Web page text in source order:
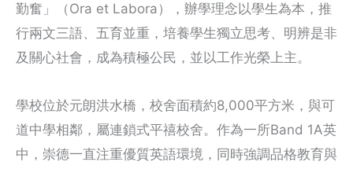
勤奮」（Ora et Labora），辦學理念以學生為本，推
行兩文三語、五育並重，培養學生獨立思考、明辨是非
及關心社會，成為積極公民，並以工作光榮上主。
學校位於元朗洪水橋，校舍面積約8,000平方米，與可
道中學相鄰，屬連鎖式平禧校舍。作為一所Band 1A英
中，崇德一直注重優質英語環境，同時強調品格教育與